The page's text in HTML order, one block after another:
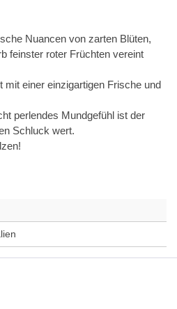
Nuancen von zarten Blüten,
feinster roter Früchten vereint
einer einzigartigen Frische und
perlendes Mundgefühl ist der
Schluck wert.